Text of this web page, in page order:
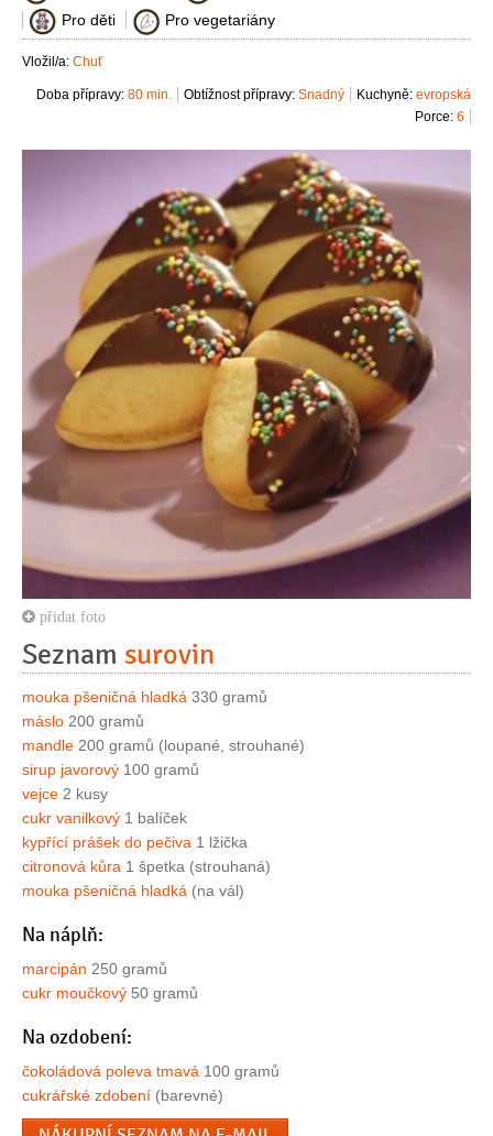
Pro děti
Pro vegetariány
Vložil/a: Chuť
Kuchyně: evropská
Obtížnost přípravy: Snadný
Doba přípravy: 80 min.
Porce: 6
přidat foto
Seznam surovin
mouka pšeničná hladká 330 gramů
máslo 200 gramů
mandle 200 gramů (loupané, strouhané)
sirup javorový 100 gramů
vejce 2 kusy
cukr vanilkový 1 balíček
kypřící prášek do pečiva 1 lžička
citronová kůra 1 špetka (strouhaná)
mouka pšeničná hladká (na vál)
Na náplň:
marcipán 250 gramů
cukr moučkový 50 gramů
Na ozdobení:
čokoládová poleva tmavá 100 gramů
cukrářské zdobení (barevné)